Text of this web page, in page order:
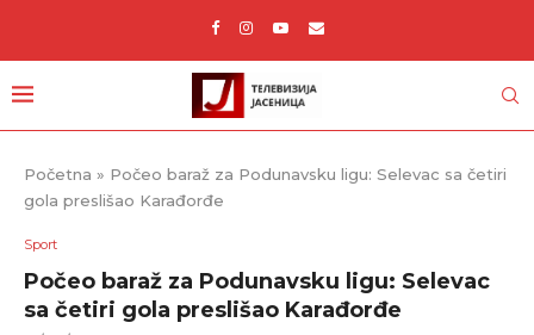
Početna » Počeo baraž za Podunavsku ligu: Selevac sa četiri
gola preslišao Karađorđe
Sport
Počeo baraž za Podunavsku ligu: Selevac
sa četiri gola preslišao Karađorđe